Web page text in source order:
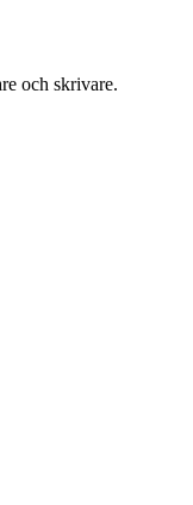
och skrivare.